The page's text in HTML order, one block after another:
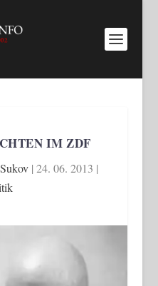
IM ZDF
|24. 06. 2013 |